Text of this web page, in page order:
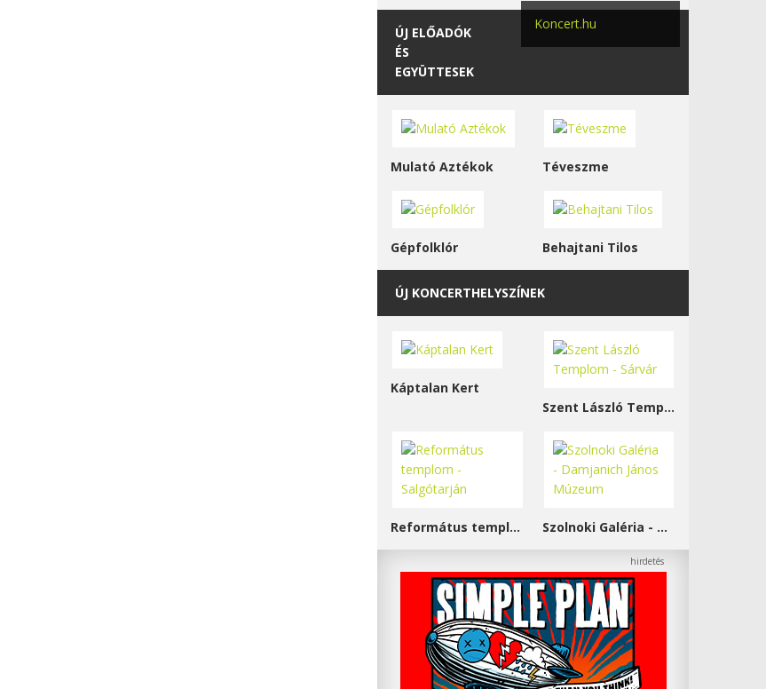
Koncert.hu
ÚJ ELŐADÓK
ÉS
EGYÜTTESEK
Mulató Aztékok Téveszme
Gépfolklór Behajtani Tilos
ÚJ KONCERTHELYSZÍNEK
Káptalan Kert
Szent László Templom - Sárvár
Református templom - Salgótarján Szolnoki Galéria - Damjanich János Múzeum